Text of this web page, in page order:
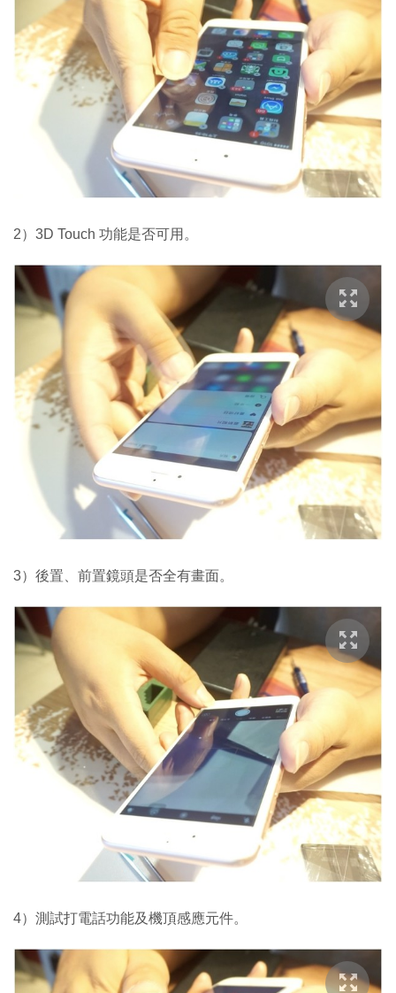
2）3D Touch 功能是否可用。
3）後置、前置鏡頭是否全有畫面。
4）測試打電話功能及機頂感應元件。